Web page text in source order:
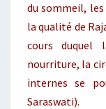
du sommeil,
la qualité de
cours duquel
nourriture, la
internes se
Saraswati).